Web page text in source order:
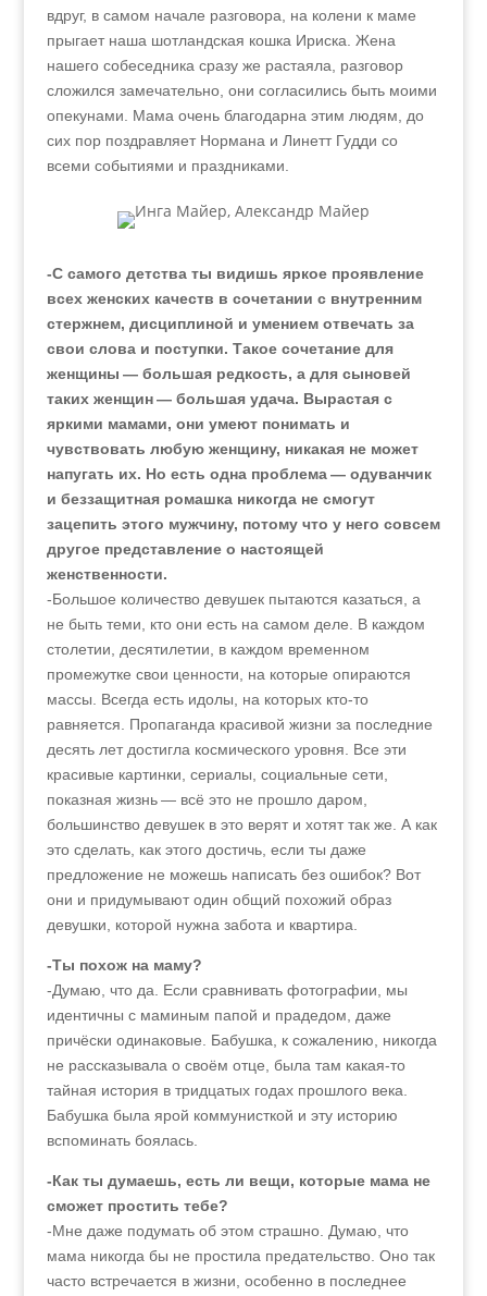
вдруг, в самом начале разговора, на колени к маме
прыгает наша шотландская кошка Ириска. Жена
нашего собеседника сразу же растаяла, разговор
сложился замечательно, они согласились быть моими
опекунами. Мама очень благодарна этим людям, до
сих пор поздравляет Нормана и Линетт Гудди со
всеми событиями и праздниками.
-С самого детства ты видишь яркое проявление
всех женских качеств в сочетании с внутренним
стержнем, дисциплиной и умением отвечать за
свои слова и поступки. Такое сочетание для
женщины — большая редкость, а для сыновей
таких женщин — большая удача. Вырастая с
яркими мамами, они умеют понимать и
чувствовать любую женщину, никакая не может
напугать их. Но есть одна проблема — одуванчик
и беззащитная ромашка никогда не смогут
зацепить этого мужчину, потому что у него совсем
другое представление о настоящей
женственности.
-Большое количество девушек пытаются казаться, а
не быть теми, кто они есть на самом деле. В каждом
столетии, десятилетии, в каждом временном
промежутке свои ценности, на которые опираются
массы. Всегда есть идолы, на которых кто-то
равняется. Пропаганда красивой жизни за последние
десять лет достигла космического уровня. Все эти
красивые картинки, сериалы, социальные сети,
показная жизнь — всё это не прошло даром,
большинство девушек в это верят и хотят так же. А как
это сделать, как этого достичь, если ты даже
предложение не можешь написать без ошибок? Вот
они и придумывают один общий похожий образ
девушки, которой нужна забота и квартира.
-Ты похож на маму?
-Думаю, что да. Если сравнивать фотографии, мы
идентичны с маминым папой и прадедом, даже
причёски одинаковые. Бабушка, к сожалению, никогда
не рассказывала о своём отце, была там какая-то
тайная история в тридцатых годах прошлого века.
Бабушка была ярой коммунисткой и эту историю
вспоминать боялась.
-Как ты думаешь, есть ли вещи, которые мама не
сможет простить тебе?
-Мне даже подумать об этом страшно. Думаю, что
мама никогда бы не простила предательство. Оно так
часто встречается в жизни, особенно в последнее